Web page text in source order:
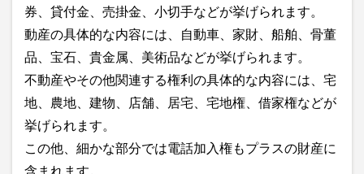
券、貸付金、売掛金、小切手などが挙げられます。
動産の具体的な内容には、自動車、家財、船舶、骨董
品、宝石、貴金属、美術品などが挙げられます。
不動産やその他関連する権利の具体的な内容には、宅
地、農地、建物、店舗、居宅、宅地権、借家権などが
挙げられます。
この他、細かな部分では電話加入権もプラスの財産に
含まれます。